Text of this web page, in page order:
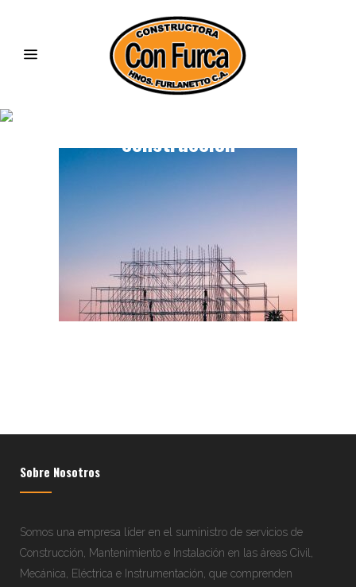
construccion
Sobre Nosotros
Somos una empresa líder en el suministro de servicios de
Construcción, Mantenimiento e Instalación en las áreas Civil,
Mecánica, Eléctrica e Instrumentación, que comprenden